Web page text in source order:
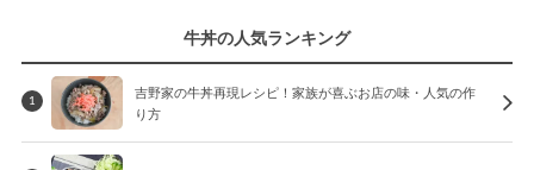
牛丼の人気ランキング
1
吉野家の牛丼再現レシピ！家族が喜ぶお店の味・人気の作
り方